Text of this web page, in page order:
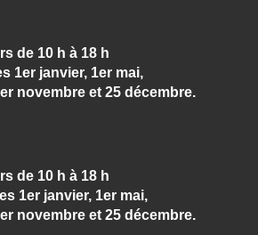
de 10 h à 18 h
1er janvier, 1er mai,
novembre et 25 décembre.
de 10 h à 18 h
1er janvier, 1er mai,
novembre et 25 décembre.